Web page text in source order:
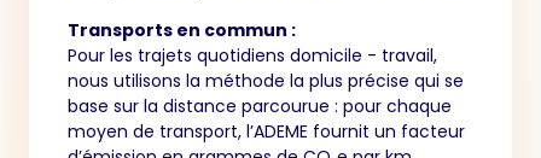
Transports en commun :
Pour les trajets quotidiens domicile - travail,
nous utilisons la méthode la plus précise qui se
base sur la distance parcourue : pour chaque
moyen de transport, l’ADEME fournit un facteur